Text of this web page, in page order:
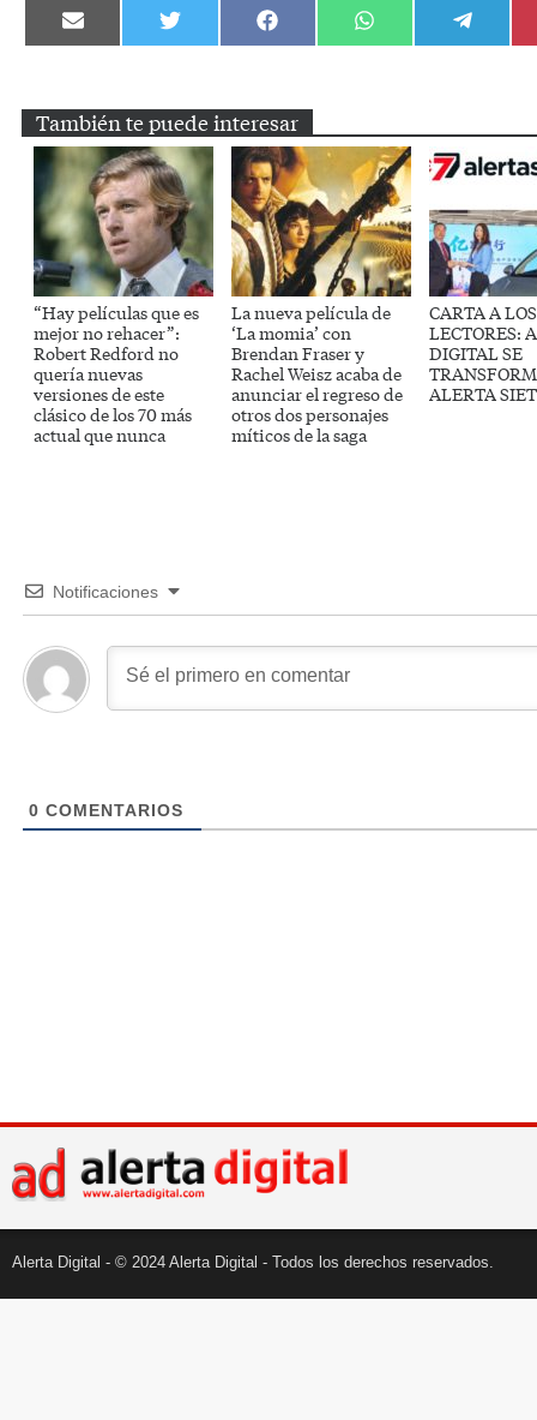
Compartir
en
Compartir
en
Compartir
en
Compartir
en
Compartir
en
También te puede interesar
“Hay películas que es
mejor no rehacer”:
Robert Redford no
quería nuevas
versiones de este
clásico de los 70 más
actual que nunca
La nueva película de
‘La momia’ con
Brendan Fraser y
Rachel Weisz acaba de
anunciar el regreso de
otros dos personajes
míticos de la saga
CARTA A LOS
LECTORES:
DIGITAL SE
ALERTA
Notificaciones
0 COMENTARIOS
Alerta Digital - © 2024 Alerta Digital - Todos los derechos reservados.